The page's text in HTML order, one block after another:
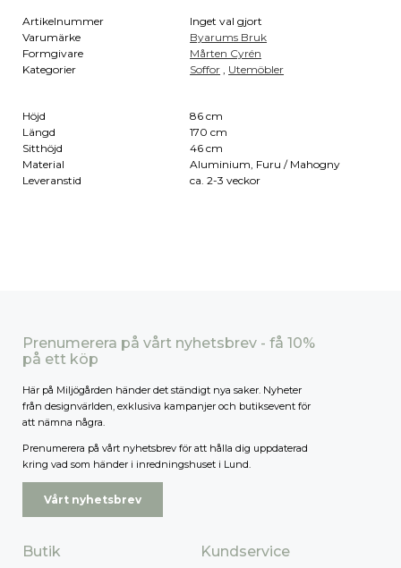
Artikelnummer
Inget val gjort
Varumärke
Byarums Bruk
Formgivare
Mårten Cyrén
Kategorier
Soffor Utemöbler
Höjd
86 cm
Längd
170 cm
Sitthöjd
46 cm
Material
Aluminium, Furu / Mahogny
Leveranstid
ca. 2-3 veckor
Prenumerera på vårt nyhetsbrev - få 10%
på ett köp
Här på Miljögården händer det ständigt nya saker. Nyheter
från designvärlden, exklusiva kampanjer och butiksevent för
att nämna några.
Prenumerera på vårt nyhetsbrev för att hålla dig uppdaterad
kring vad som händer i inredningshuset i Lund.
Vårt nyhetsbrev
Butik Kundservice